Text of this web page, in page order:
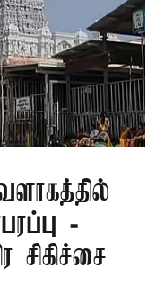
-
சிகிச்சை